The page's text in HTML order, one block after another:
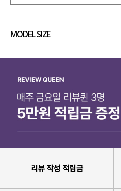
MODEL SIZE
리뷰 작성 적립금